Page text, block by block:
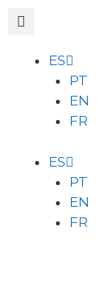
ES
PT
EN
FR
ES
PT
EN
FR